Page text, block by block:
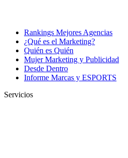
Rankings Mejores Agencias
¿Qué es el Marketing?
Quién es Quién
Mujer Marketing y Publicidad
Desde Dentro
Informe Marcas y ESPORTS
Servicios